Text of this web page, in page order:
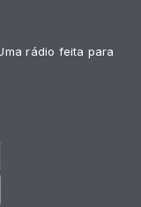
rádio feita para